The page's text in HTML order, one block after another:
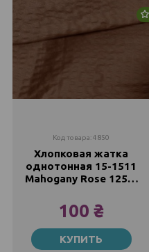
Код товара: 4850
Хлопковая жатка
однотонная 15-1511
Mahogany Rose 125г/
100 ₴
Метр
100 ₴ КУПИТЬ